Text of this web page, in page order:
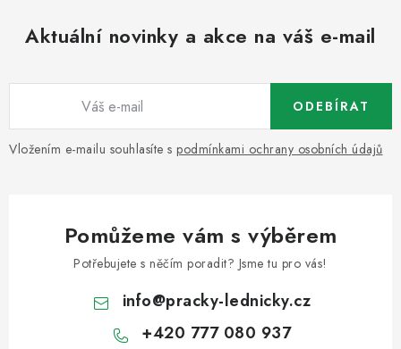
Aktuální novinky a akce na váš e-mail
Vložením e-mailu souhlasíte s podmínkami ochrany osobních údajů
ODEBÍRAT
Pomůžeme vám s výběrem
Potřebujete s něčím poradit? Jsme tu pro vás!
info@pracky-lednicky.cz
+420 777 080 937